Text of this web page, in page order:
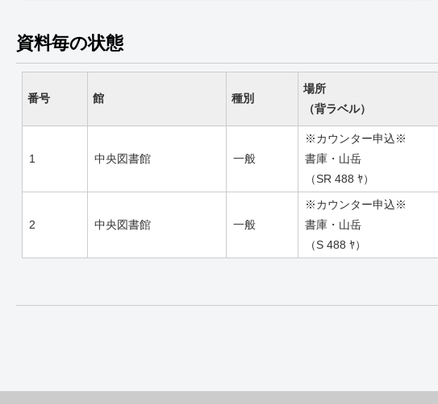
資料毎の状態
番号 館 種別
場所
（背ラベル）
1 中央図書館 一般
※カウンター申込※
書庫・山岳
（SR 488 ﾔ）
2 中央図書館 一般
※カウンター申込※
書庫・山岳
（S 488 ﾔ）